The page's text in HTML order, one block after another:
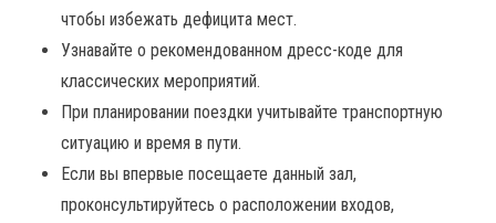
чтобы избежать дефицита мест.
Узнавайте о рекомендованном дресс-коде для
классических мероприятий.
При планировании поездки учитывайте транспортную
ситуацию и время в пути.
Если вы впервые посещаете данный зал,
проконсультируйтесь о расположении входов,